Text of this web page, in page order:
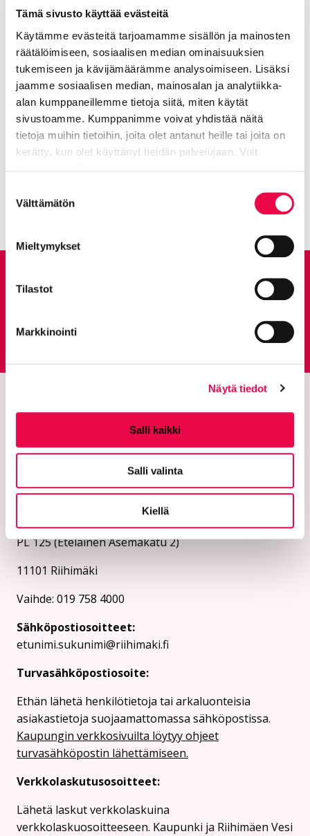
Tämä sivusto käyttää evästeitä
Käytämme evästeitä tarjoamamme sisällön ja mainosten
räätälöimiseen, sosiaalisen median ominaisuuksien
tukemiseen ja kävijämäärämme analysoimiseen. Lisäksi
jaamme sosiaalisen median, mainosalan ja analytiikka-
alan kumppaneillemme tietoja siitä, miten käytät
sivustoamme. Kumppanimme voivat yhdistää näitä
tietoja muihin tietoihin, joita olet antanut heille tai joita on
kerätty, kun olet käyttänyt heidän palvelujaan. Voit
valinta
Välttämätön
Mieltymykset
Tilastot
Markkinointi
Näytä tiedot
Salli kaikki
Salli valinta
Kiellä
Jaa: Jaa Facebookissa
Jaa LinkedInissä
Jaa X:ssäJaa WhasAppissa
Kategorioiden arkisto:Tiedotteet
Aihealueet:
Elä ja voi hyvin Asu ja rakenna,
näe
Avainsanat: Asemanseutu,Elinvoima , Kulttuuri,
Tapahtumat
Siirtyy ulkoiselle
PL 125 (Eteläinen Asemakatu 2)
11101 Riihimäki
Vaihde: 019 758 4000
Sähköpostiosoitteet:
etunimi.sukunimi@riihimaki.fi
Turvasähköpostiosoite:
Ethän lähetä henkilötietoja tai arkaluonteisia
asiakastietoja suojaamattomassa sähköpostissa.
Kaupungin verkkosivuilta löytyy ohjeet
turvasähköpostin lähettämiseen.
Verkkolaskutusosoitteet:
Lähetä laskut verkkolaskuina
verkkolaskuosoitteeseen. Kaupunki ja Riihimäen Vesi